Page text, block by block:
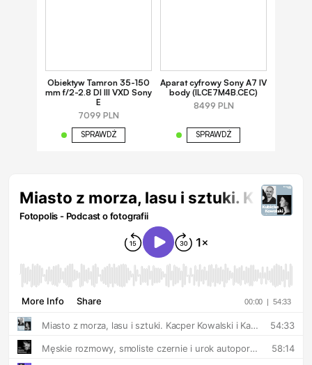
Obiektyw Tamron 35-150
mm f/2-2.8 DI III VXD Sony
E
7099 PLN
SPRAWDŹ
Aparat cyfrowy Sony A7 IV
body (ILCE7M4B.CEC)
8499 PLN
SPRAWDŹ